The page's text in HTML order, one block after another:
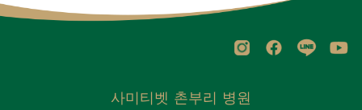
사미티벳 촌부리 병원